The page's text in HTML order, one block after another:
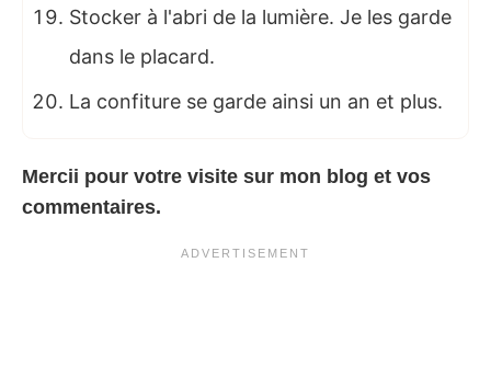
Stocker à l'abri de la lumière. Je les garde
dans le placard.
La confiture se garde ainsi un an et plus.
Mercii pour votre visite sur mon blog et vos
commentaires.